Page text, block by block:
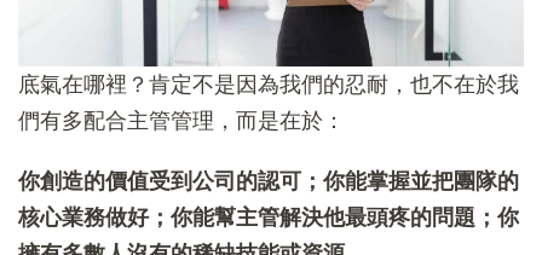
底氣在哪裡？肯定不是因為我們的忍耐，也不在於我
們有多配合主管管理，而是在於：
你創造的價值受到公司的認可；你能掌握並把團隊的
核心業務做好；你能幫主管解決他最頭疼的問題；你